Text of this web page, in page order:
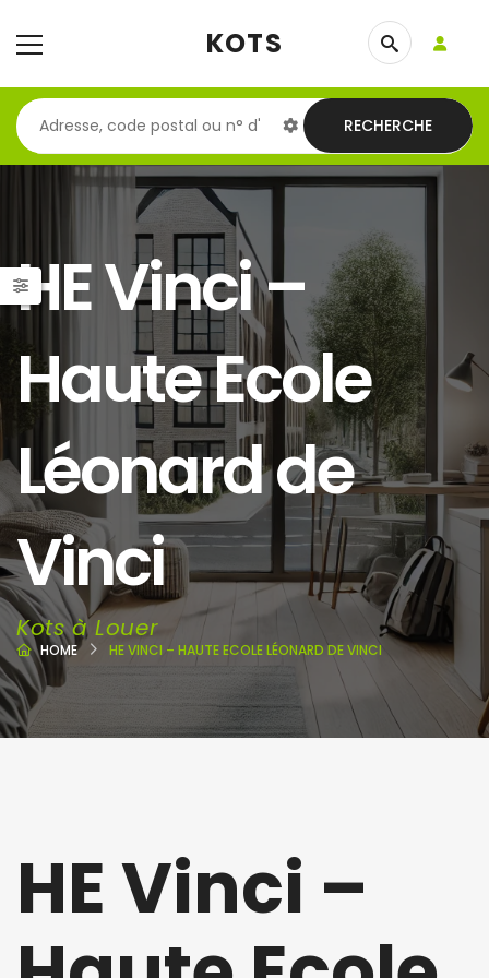
KOTS
RECHERCHE
HE Vinci –
Haute Ecole
Léonard de
Vinci
Kots à Louer
HOME HE VINCI – HAUTE ECOLE LÉONARD DE VINCI
HE Vinci –